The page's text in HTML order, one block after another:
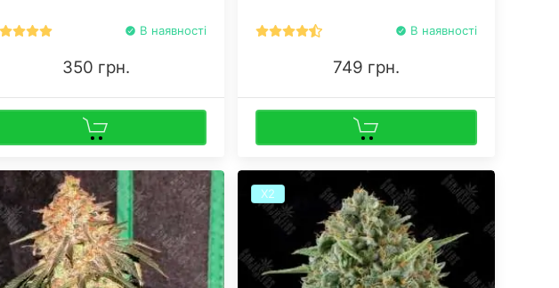
В наявності
350 грн.
В наявності
749 грн.
Х2